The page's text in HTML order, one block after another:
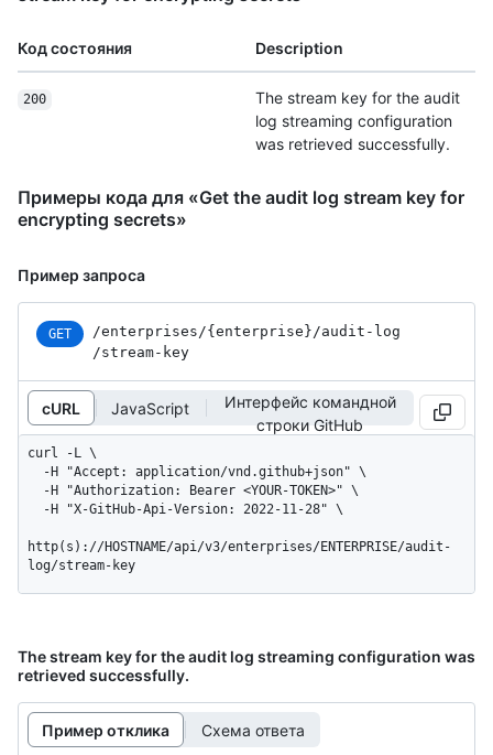
Код состояния Description
200
The stream key for the audit
log streaming configuration
was retrieved successfully.
Примеры кода для «Get the audit log stream key for
encrypting secrets»
Пример запроса
GET /enterprises/{enterprise}/audit-log
/stream-key
cURL JavaScript
Интерфейс командной
строки GitHub
curl -L \
http(s)://HOSTNAME/api/v3/enterprises/ENTERPRISE/audit-
log/stream-key
The stream key for the audit log streaming configuration was
retrieved successfully.
Пример отклика Схема ответа